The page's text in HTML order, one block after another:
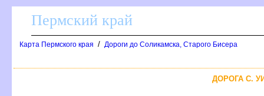
Пермский край
Карта Пермского края / Дороги до Соликамска, Старого Бисера
ДОРОГА С.